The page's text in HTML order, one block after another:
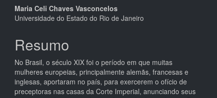
Conteúdo
do
artigo
principal
Maria Celi Chaves Vasconcelos
Universidade do Estado do Rio de Janeiro
Resumo
No Brasil, o século XIX foi o período em que muitas
mulheres europeias, principalmente alemãs, francesas e
inglesas, aportaram no país, para exercerem o ofício de
preceptoras nas casas da Corte Imperial, anunciando seus